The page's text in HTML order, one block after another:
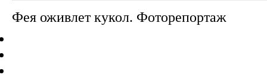
Фея оживлет кукол. Фоторепортаж